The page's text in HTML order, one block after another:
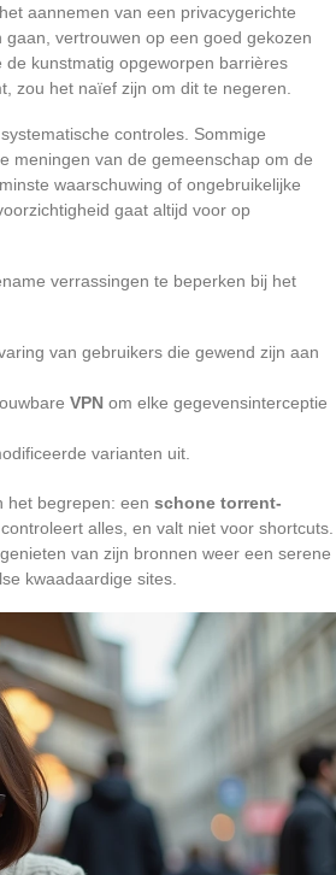
aannemen van een privacygerichte
vertrouwen op een goed gekozen
kunstmatig opgeworpen barrières
zou het naïef zijn om dit te negeren.
controles. Sommige
meningen van de gemeenschap om de
waarschuwing of ongebruikelijke
gaat altijd voor op
verrassingen te beperken bij het
van gebruikers die gewend zijn aan
VPN om elke gegevensinterceptie
varianten uit.
het begrepen: een schone torrent-
alles, en valt niet voor shortcuts.
van zijn bronnen weer een serene
kwaadaardige sites.